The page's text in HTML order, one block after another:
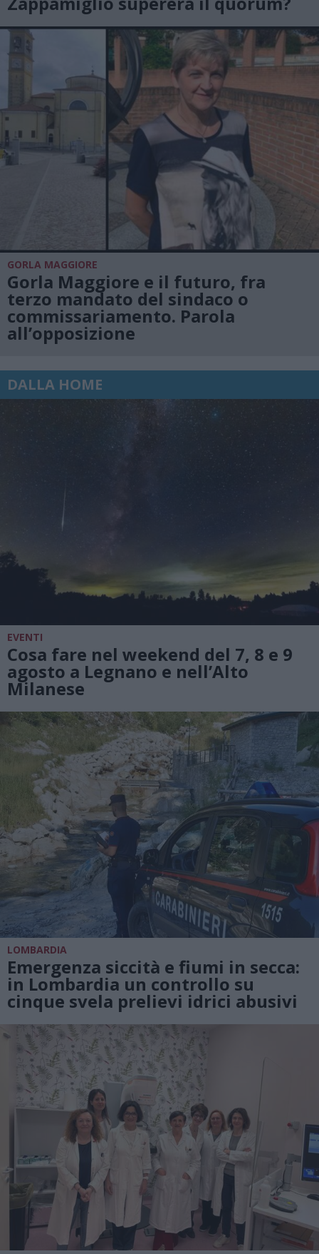
GORLA MAGGIORE
Gorla Maggiore e il futuro, fra
terzo mandato del sindaco o
commissariamento. Parola
all’opposizione
DALLA HOME
EVENTI
Cosa fare nel weekend del 7, 8 e 9
agosto a Legnano e nell’Alto
Milanese
LOMBARDIA
Emergenza siccità e fiumi in secca:
in Lombardia un controllo su
cinque svela prelievi idrici abusivi